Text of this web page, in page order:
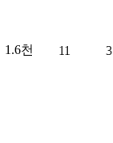
1.6천 11 3